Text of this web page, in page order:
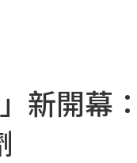
新開幕